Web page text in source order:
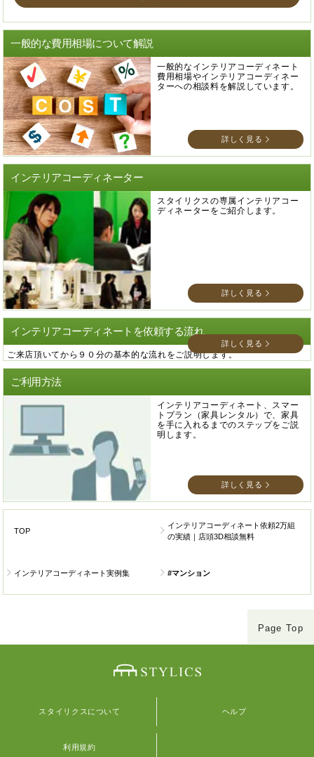
一般的な費用相場について解説
一般的なインテリアコーディネート
費用相場やインテリアコーディネー
ターへの相談料を解説しています。
詳しく見る
インテリアコーディネーター
スタイリクスの専属インテリアコー
ディネーターをご紹介します。
詳しく見る
インテリアコーディネートを依頼する流れ
ご来店頂いてから９０分の基本的な流れをご説明します。
詳しく見る
ご利用方法
インテリアコーディネート、スマー
トプラン（家具レンタル）で、家具
を手に入れるまでのステップをご説
明します。
詳しく見る
TOP
インテリアコーディネート依頼2万組
の実績｜店頭3D相談無料
インテリアコーディネート実例集 #マンション
Page Top
スタイリクスについて ヘルプ
利用規約